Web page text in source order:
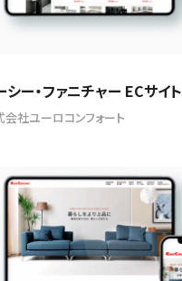
シー・ファニチャー ECサイト
会社ユーロコンフォート